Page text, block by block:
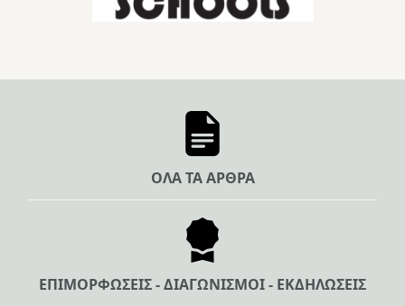
ΟΛΑ ΤΑ ΑΡΘΡΑ
ΕΠΙΜΟΡΦΩΣΕΙΣ - ΔΙΑΓΩΝΙΣΜΟΙ - ΕΚΔΗΛΩΣΕΙΣ